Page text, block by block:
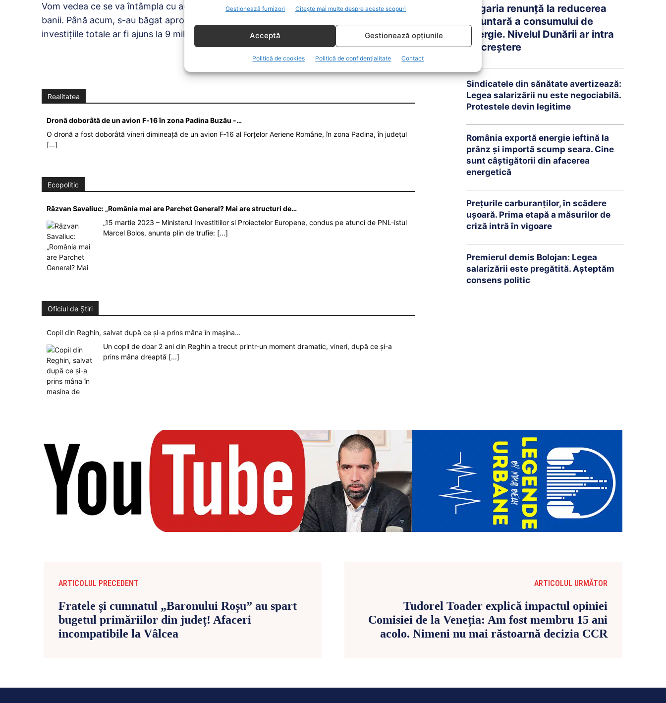
Gestionează furnizori Citește mai multe despre aceste scopuri
Acceptă Gestionează opțiunile
Politică de cookies Politică de confidențialitate Contact
Vom vedea ce se va întâmpla cu această clădire, astfel încât statul să își și recupereze
banii. Până acum, s-au băgat aproximativ 3 milioane de euro în lucrările de renovare, însă
investițiile totale ar fi ajuns la 9 milioane de euro.
Realitatea
Dronă doborâtă de un avion F‑16 în zona Padina Buzău -…
O dronă a fost doborâtă vineri dimineață de un avion F‑16 al Forțelor Aeriene Române, în zona Padina, în județul
[...]
Ecopolitic
Răzvan Savaliuc: „România mai are Parchet General? Mai are structuri de…
„15 martie 2023 – Ministerul Investitiilor si Proiectelor Europene, condus pe atunci de PNL-istul
Marcel Bolos, anunta plin de trufie: [...]
Oficiul de Știri
Copil din Reghin, salvat după ce și-a prins mâna în mașina…
Un copil de doar 2 ani din Reghin a trecut printr-un moment dramatic, vineri, după ce și-a
prins mâna dreaptă [...]
Ungaria renunță la reducerea
voluntară a consumului de
energie. Nivelul Dunării ar intra
pe creștere
Sindicatele din sănătate avertizează:
Legea salarizării nu este negociabilă.
Protestele devin legitime
România exportă energie ieftină la
prânz și importă scump seara. Cine
sunt câștigătorii din afacerea
energetică
Prețurile carburanților, în scădere
ușoară. Prima etapă a măsurilor de
criză intră în vigoare
Premierul demis Bolojan: Legea
salarizării este pregătită. Așteptăm
consens politic
ARTICOLUL PRECEDENT
Fratele și cumnatul „Baronului Roșu” au spart
bugetul primăriilor din județ! Afaceri
incompatibile la Vâlcea
ARTICOLUL URMĂTOR
Tudorel Toader explică impactul opiniei
Comisiei de la Veneția: Am fost membru 15 ani
acolo. Nimeni nu mai răstoarnă decizia CCR